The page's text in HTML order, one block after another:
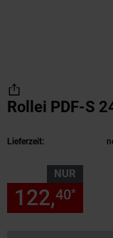
Rollei PDF-S
Lieferzeit:
NUR
122,40*